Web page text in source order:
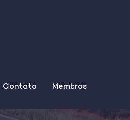
Contato Membros